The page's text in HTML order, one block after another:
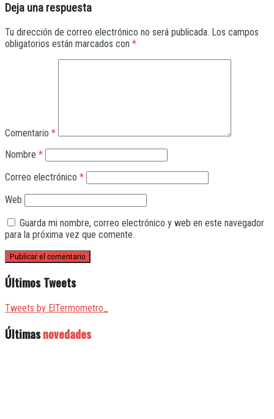
Deja una respuesta
Tu dirección de correo electrónico no será publicada. Los campos
obligatorios están marcados con *
Comentario *
Nombre *
Correo electrónico *
Web
Guarda mi nombre, correo electrónico y web en este navegador
para la próxima vez que comente.
Últimos Tweets
Tweets by ElTermometro_
Últimasnovedades